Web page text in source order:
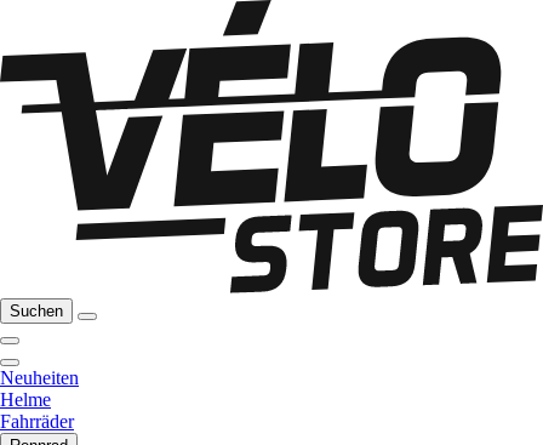
Suchen
Neuheiten
Helme
Fahrräder